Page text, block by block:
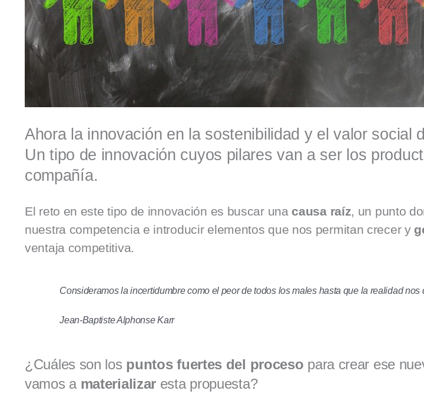
Ahora la innovación en la sostenibilidad y el valor social
Un tipo de innovación cuyos pilares van a ser los
compañía.
El reto en este tipo de innovación es buscar una causa raíz, un punto
nuestra competencia e introducir elementos que nos permitan crecer y
ventaja competitiva.
Consideramos la incertidumbre como el peor de todos los males hasta que la realidad nos
Jean-Baptiste Alphonse Karr
¿Cuáles son los puntos fuertes del proceso para crear ese
vamos a materializar esta propuesta?